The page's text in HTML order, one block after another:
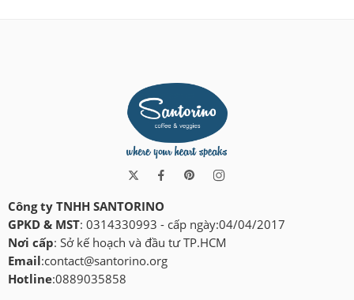
Công ty TNHH SANTORINO
GPKD & MST: 0314330993 - cấp ngày:04/04/2017
Nơi cấp: Sở kế hoạch và đầu tư TP.HCM
Email:contact@santorino.org
Hotline:0889035858